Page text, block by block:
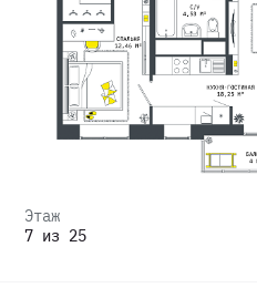
Этаж
7 из 25